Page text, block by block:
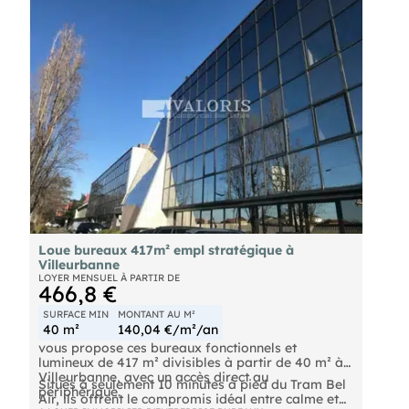
Loue bureaux 417m² empl stratégique à
Villeurbanne
LOYER MENSUEL À PARTIR DE
466,8 €
SURFACE MIN
40 m²
MONTANT AU M²
140,04 €/m²/an
vous propose ces bureaux fonctionnels et
lumineux de 417 m² divisibles à partir de 40 m² à
Villeurbanne, avec un accès direct au
périphérique.
Situés à seulement 10 minutes à pied du Tram Bel
Air, ils offrent le compromis idéal entre calme et